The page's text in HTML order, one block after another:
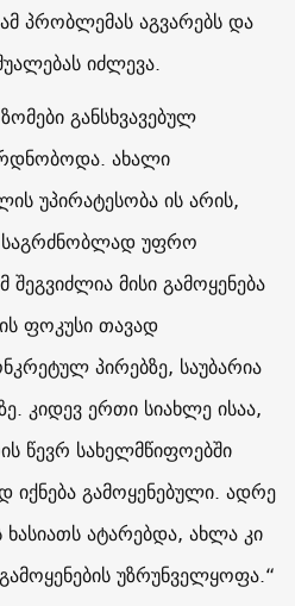
პრობლემას აგვარებს და
იძლევა.
განსხვავებულ
ახალი
უპირატესობა ის არის,
უფრო
მისი გამოყენება
ფოკუსი თავად
პირებზე, საუბარია
კიდევ ერთი სიახლე ისაა,
წევრ სახელმწიფოებში
გამოყენებული. ადრე
ატარებდა, ახლა კი
უზრუნველყოფა.“